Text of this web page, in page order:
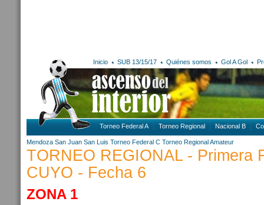
Inicio SUB 13/15/17 Quiénes somos Gol A Gol
Torneo Federal A Torneo Regional Nacional B
Mendoza San Juan San Luis Torneo Federal C Torneo Regional Amateur
TORNEO REGIONAL - Primera
CUYO - Fecha 6
ZONA 1